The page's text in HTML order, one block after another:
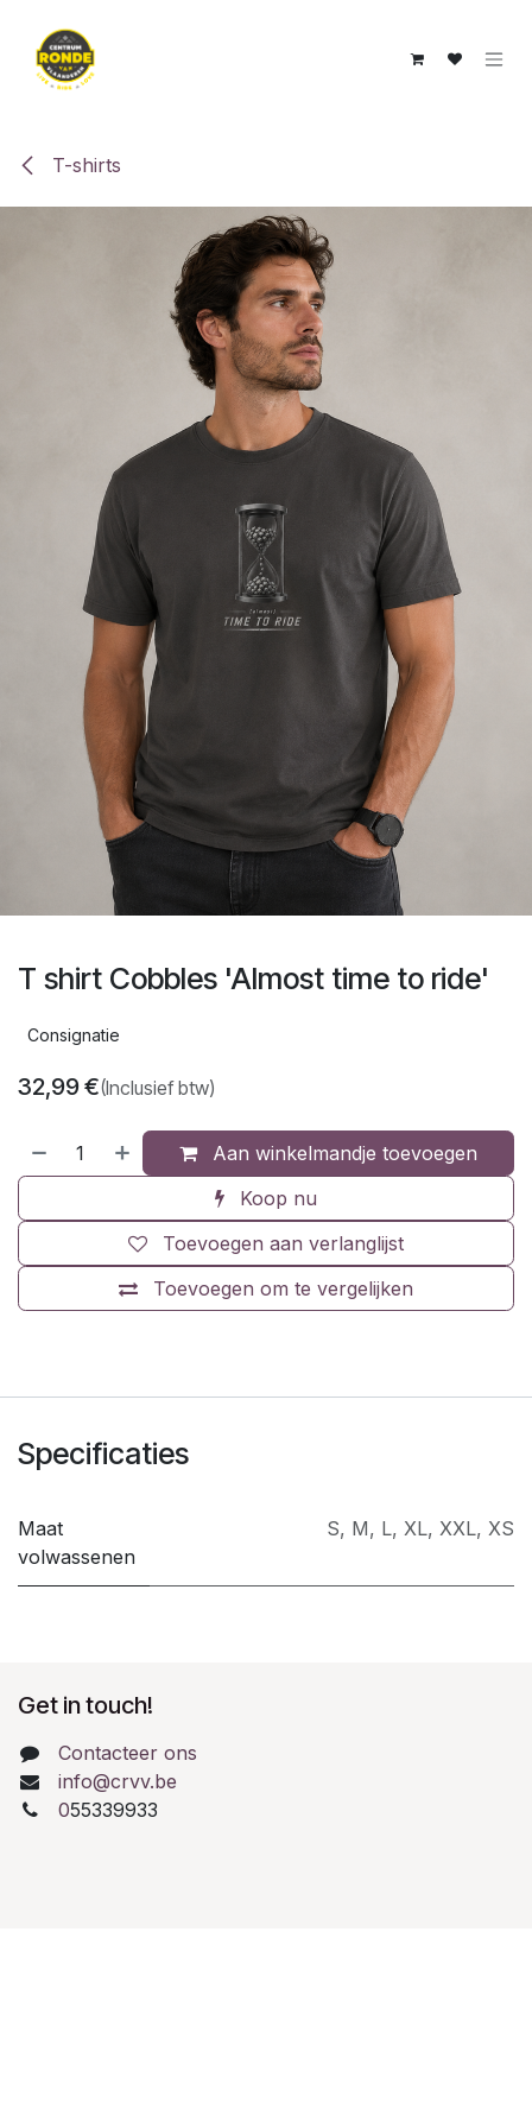
T-shirts
T shirt Cobbles 'Almost time to ride'
Consignatie
32,99€(Inclusief btw)
Aan winkelmandje toevoegen
Koop nu
Toevoegen om te vergelijken
Toevoegen aan verlanglijst
Specificaties
Maat
volwassenen
S, M, L, XL, XXL, XS
Get in touch!
Contacteer ons
info@crvv.be
055339933